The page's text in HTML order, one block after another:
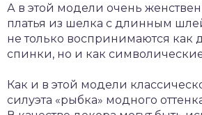
А в этой модели очень
платья из шелка с длинным
не только воспринимаются как
спинки, но и как
Как и в этой модели
силуэта «рыбка» модного